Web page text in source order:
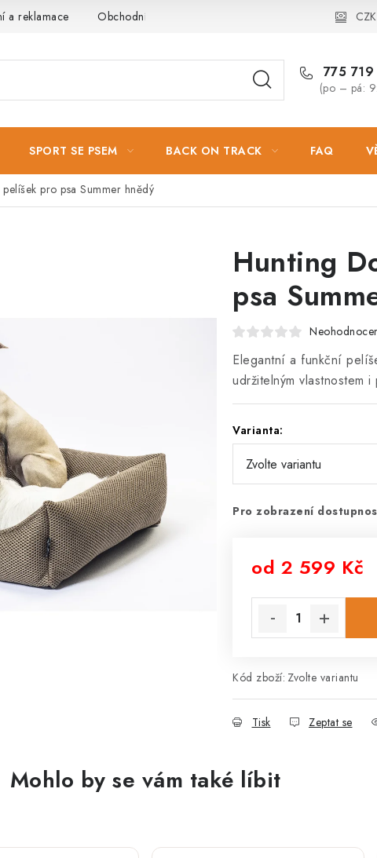
a reklamace Obchodní podmínky Podmínky ochrany osobníchCZK
775
(po – pá:
SPORT SE PSEM BACK ON TRACK FAQ
pro psa Summer hnědý
Hunting
psa
Elegantní a funkční
udržitelným vlastnostem i
Varianta:
Pro zobrazení
od 2 599 Kč
Kód zboží: Zvolte variantu
Tisk Zeptat se
Mohlo by se vám také líbit